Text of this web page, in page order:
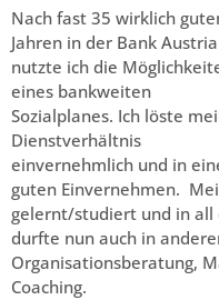
Nach fast 35 wirklich
Jahren in der Bank Austria
nutzte ich die
eines bankweiten
Sozialplanes. Ich löste
Dienstverhältnis
einvernehmlich und in
guten Einvernehmen.
gelernt/studiert und in all
durfte nun auch in
Organisationsberatung,
Coaching.